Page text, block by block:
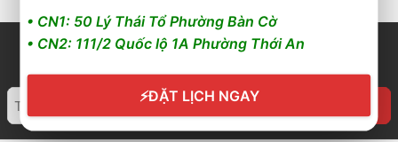
• CN1: 50 Lý Thái Tổ Phường Bàn Cờ
• CN2: 111/2 Quốc lộ 1A Phường Thới An
⚡ĐẶT LỊCH NGAY